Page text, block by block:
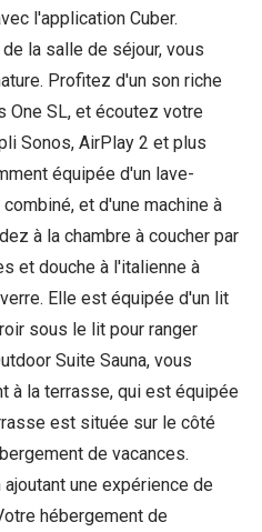
l'application Cuber.
la salle de séjour, vous
Profitez d'un son riche
One SL, et écoutez votre
Sonos, AirPlay 2 et plus
équipée d'un lave-
et d'une machine à
à la chambre à coucher par
et douche à l'italienne à
Elle est équipée d'un lit
sous le lit pour ranger
Suite Sauna, vous
à la terrasse, qui est équipée
est située sur le côté
de vacances.
une expérience de
hébergement de